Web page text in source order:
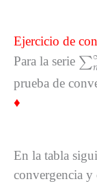
Ejercicio de
Para la serie ∑
∑n
prueba de
♦
En la tabla
convergencia y